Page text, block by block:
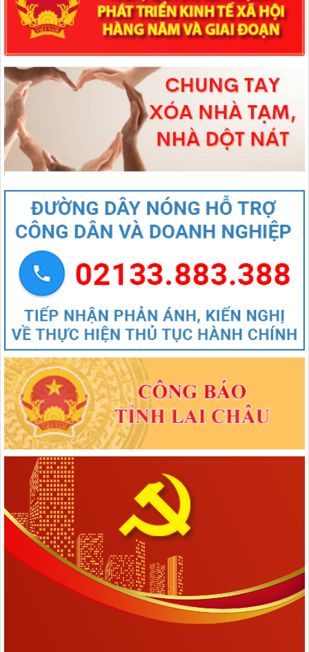
1670/NQ-UBTVQH15
Nghị quyết số 1670/NQ-UBTVQH15 của ỦY BAN THƯỜNG VỤ
QUỐC HỘI: Về việc sắp xếp các đơn vị hành chính cấp xã của tỉnh
Lai Châu năm 2025
lượt xem: 71 | lượt tải:49
544/QĐ-UBND
QUYẾT ĐỊNH Về việc thành lập Tổ giúp việc Ban biên tập Cổng
thông tin điện tử xã Mường Than
lượt xem: 47 | lượt tải:21
407/QĐ-UBND
Mường Than
lượt xem: 49 | lượt tải:29
27/NQ-HĐND
Nghị quyết Thông qua chủ trương sắp xếp đơn vị hành chính cấp xã
của tỉnh Lai Châu năm 2025
lượt xem: 89 | lượt tải:54
1670/NQ-UBTVQH15
Nghị quyết số 1670/NQ-UBTVQH15 của ỦY BAN THƯỜNG VỤ
QUỐC HỘI: Về việc sắp xếp các đơn vị hành chính cấp xã của tỉnh
Lai Châu năm 2025
lượt xem: 71 | lượt tải:49